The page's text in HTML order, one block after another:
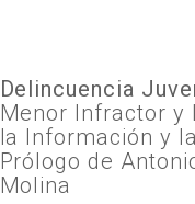
Delincuencia
Menor Infractor y
la Información y
Prólogo de
Molina